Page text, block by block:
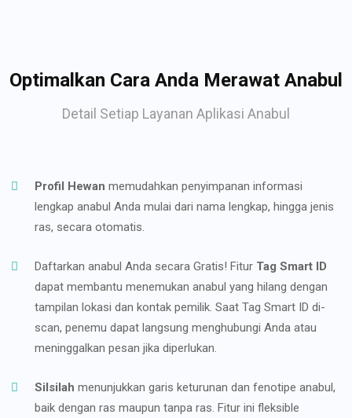
Optimalkan Cara Anda Merawat Anabul
Detail Setiap Layanan Aplikasi Anabul
Profil Hewan memudahkan penyimpanan informasi
lengkap anabul Anda mulai dari nama lengkap, hingga jenis
ras, secara otomatis.
Daftarkan anabul Anda secara Gratis! Fitur Tag Smart ID
dapat membantu menemukan anabul yang hilang dengan
tampilan lokasi dan kontak pemilik. Saat Tag Smart ID di-
scan, penemu dapat langsung menghubungi Anda atau
meninggalkan pesan jika diperlukan.
Silsilah menunjukkan garis keturunan dan fenotipe anabul,
baik dengan ras maupun tanpa ras. Fitur ini fleksible